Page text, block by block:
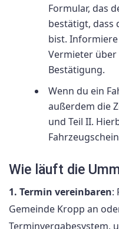
Formular, das
bestätigt, dass
bist.
Vermieter
Bestätigung.
Wenn du ein
außerdem die
und Teil II.
Wie läuft die
1. Termin vereinbaren:
Gemeinde Kropp an
Terminvergabesystem,